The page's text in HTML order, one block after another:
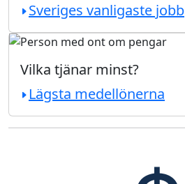
Sveriges vanligaste jobb
Vilka tjänar minst?
Lägsta medellönerna